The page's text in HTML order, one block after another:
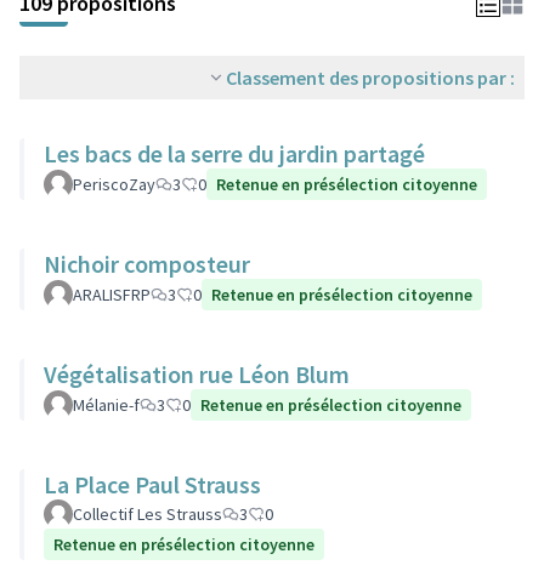
−
Classement des propositions par :
Les bacs de la serre du jardin partagé
PeriscoZay 3 0 Retenue en présélection citoyenne
Nichoir composteur
ARALISFRP 3 0 Retenue en présélection citoyenne
Végétalisation rue Léon Blum
Mélanie-f 3 0 Retenue en présélection citoyenne
La Place Paul Strauss
Collectif Les Strauss 3
0
Retenue en présélection citoyenne